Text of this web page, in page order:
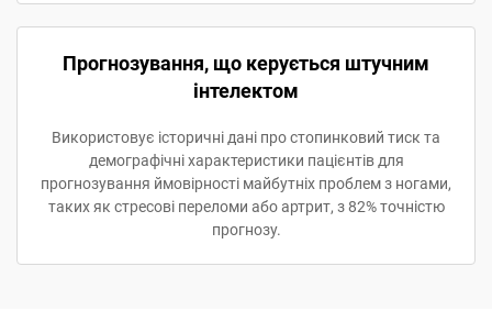
Прогнозування, що керується штучним
інтелектом
Використовує історичні дані про стопинковий тиск та
демографічні характеристики пацієнтів для
прогнозування ймовірності майбутніх проблем з ногами,
таких як стресові переломи або артрит, з 82% точністю
прогнозу.